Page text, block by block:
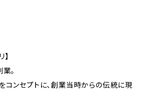
。
をコンセプトに、創業当時からの伝統に現